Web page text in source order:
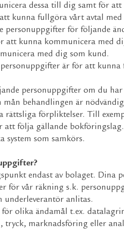
dessa till dig samt för
kunna fullgöra vårt avtal
personuppgifter för följande
kunna kommunicera med
med dig som kund.
är för att
personuppgifter om du
mån behandlingen är
rättsliga förpliktelser. Till
att följa gällande bokföringslag.
system som samkörs.
endast av bolaget. Dina
för vår räkning s.k.
underleverantör anlitas.
för olika ändamål t.ex.
marknadsföring eller